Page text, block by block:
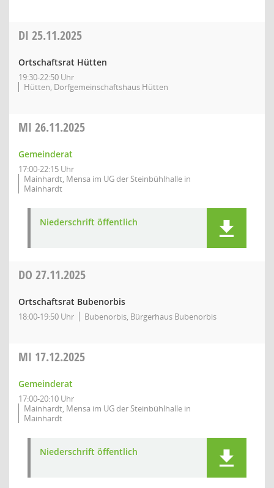
DI 25.11.2025
Ortschaftsrat Hütten
19:30-22:50 Uhr
Hütten, Dorfgemeinschaftshaus Hütten
MI 26.11.2025
Gemeinderat
17:00-22:15 Uhr
Mainhardt, Mensa im UG der Steinbühlhalle in
Mainhardt
Niederschrift öffentlich
DO 27.11.2025
Ortschaftsrat Bubenorbis
18:00-19:50 Uhr Bubenorbis, Bürgerhaus Bubenorbis
MI 17.12.2025
Gemeinderat
17:00-20:10 Uhr
Mainhardt, Mensa im UG der Steinbühlhalle in
Mainhardt
Niederschrift öffentlich